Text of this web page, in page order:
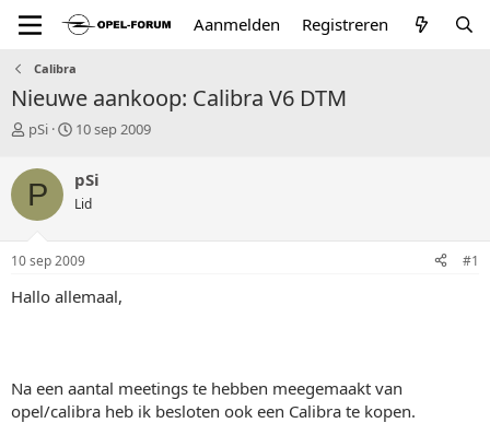
Aanmelden Registreren
Calibra
Nieuwe aankoop: Calibra V6 DTM
T
p
i
c
s
a
t
pSi
S
r
t
a
t
m
10 sep 2009
P pSi
Lid
10 sep 2009 #1
Hallo allemaal,
Na een aantal meetings te hebben meegemaakt van
opel/calibra heb ik besloten ook een Calibra te kopen.